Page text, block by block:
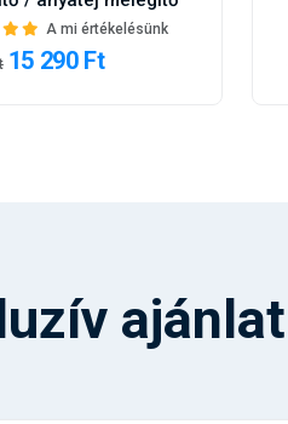
A mi értékelésünk
15 290 Ft
ajánlat